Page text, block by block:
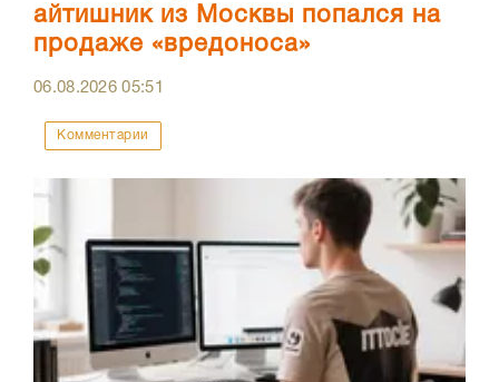
айтишник из Москвы попался на
продаже «вредоноса»
06.08.202605:51
Комментарии